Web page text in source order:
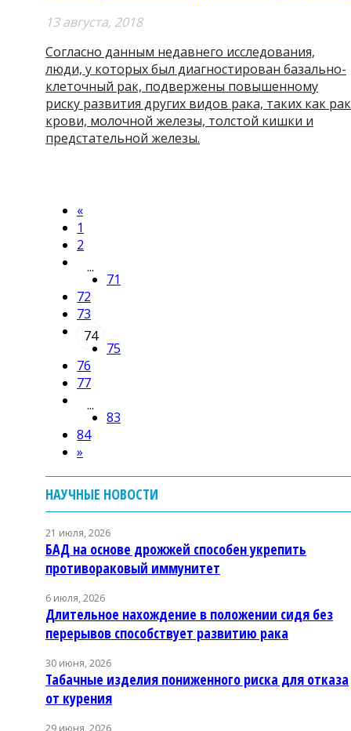
13 августа, 2018
Согласно данным недавнего исследования,
люди, у которых был диагностирован базально-
клеточный рак, подвержены повышенному
риску развития других видов рака, таких как рак
крови, молочной железы, толстой кишки и
предстательной железы.
«
1
2
...
71
72
73
74
75
76
77
...
83
84
»
НАУЧНЫЕ НОВОСТИ
21 июля, 2026
БАД на основе дрожжей способен укрепить
противораковый иммунитет
6 июля, 2026
Длительное нахождение в положении сидя без
перерывов способствует развитию рака
30 июня, 2026
Табачные изделия пониженного риска для отказа
от курения
29 июня, 2026